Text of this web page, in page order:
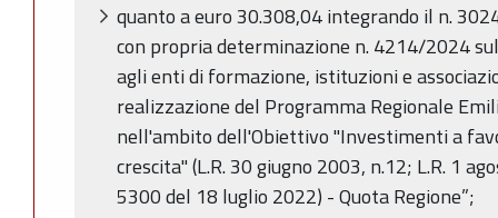
quanto a euro 30.308,04 integrando il n.
con propria determinazione n. 4214/2024
agli enti di formazione, istituzioni e
realizzazione del Programma Regionale
nell'ambito dell'Obiettivo "Investimenti a
crescita" (L.R. 30 giugno 2003, n.12; L.R. 1
5300 del 18 luglio 2022) - Quota Regione”;